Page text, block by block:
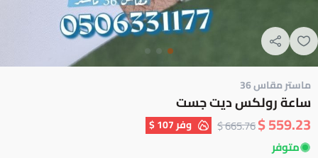
ماستر مقاس 36
ساعة رولكس ديت جست
559.23 $
665.76 $ وفر107 $
متوفر